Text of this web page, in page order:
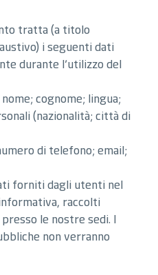
tratta (a titolo
i seguenti dati
durante l’utilizzo del
cognome; lingua;
(nazionalità; città di
di telefono; email;
forniti dagli utenti nel
raccolti
le nostre sedi. I
non verranno